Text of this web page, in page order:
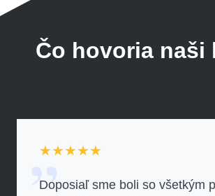
Čo hovoria naši
„
★★★★★
Doposiaľ sme boli so všetkým